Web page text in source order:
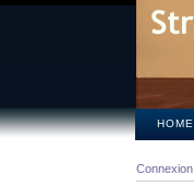
HOME
Connexion